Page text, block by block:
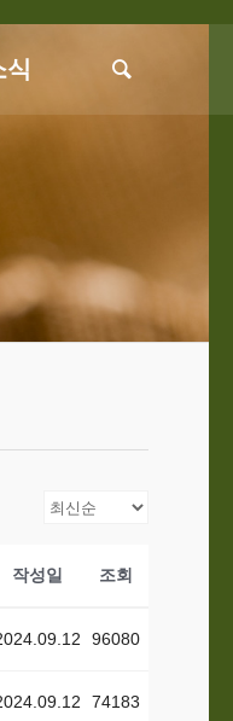
식
작성일 조회
96080
74183